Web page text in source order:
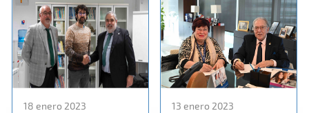
18 enero 2023 13 enero 2023